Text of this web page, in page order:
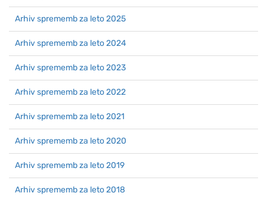
Arhiv sprememb za leto 2025
Arhiv sprememb za leto 2024
Arhiv sprememb za leto 2023
Arhiv sprememb za leto 2022
Arhiv sprememb za leto 2021
Arhiv sprememb za leto 2020
Arhiv sprememb za leto 2019
Arhiv sprememb za leto 2018